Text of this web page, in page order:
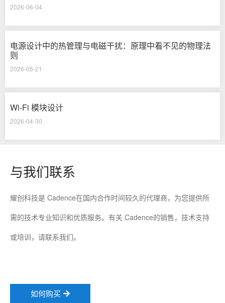
2026-06-04
电源设计中的热管理与电磁干扰：原理中看不见的物理法
则
2026-05-21
Wi-Fi 模块设计
2026-04-30
与我们联系
耀创科技是 Cadence在国内合作时间较久的代理商，为您提供所
需的技术专业知识和优质服务。有关 Cadence的销售，技术支持
或培训，请联系我们。
如何购买